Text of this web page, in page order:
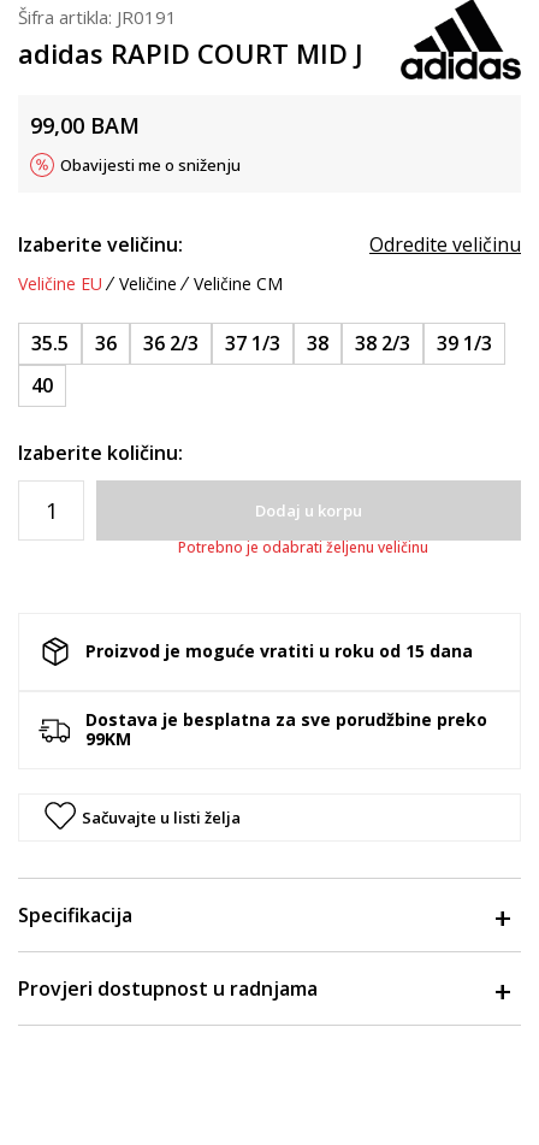
Šifra artikla: JR0191
adidas RAPID COURT MID J
99,00 BAM
Obavijesti me o sniženju
Izaberite veličinu: Odredite veličinu
Veličine EU Veličine Veličine CM
35.5 36 36 2/3 37 1/3 38 38 2/3
39 1/3
40
Izaberite količinu:
Dodaj u korpu
Potrebno je odabrati željenu veličinu
Proizvod je moguće vratiti u roku od 15 dana
Dostava je besplatna za sve porudžbine preko
99KM
Sačuvajte u listi želja
Specifikacija
Provjeri dostupnost u radnjama